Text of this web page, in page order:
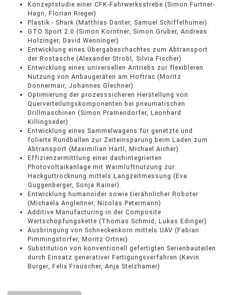
Konzeptstudie einer CFK-Fahrwerksstrebe (Simon Furtner-
Hagn, Florian Rieger)
Plastik - Shark (Matthias Danter, Samuel Schiffelhumer)
GTO Sport 2.0 (Simon Korntner, Simon Gruber, Andreas
Holzinger, David Wenninger)
Entwicklung eines Übergabeschachtes zum Abtransport
der Rostasche (Alexander Strobl, Silvia Fischer)
Entwicklung eines universellen Antriebs zur flexibleren
Nutzung von Anbaugeräten am Hoftrac (Moritz
Donnermair, Johannes Glechner)
Optimierung der prozesssicheren Herstellung von
Querverteilungskomponenten bei pneumatischen
Drillmaschinen (Simon Pramendorfer, Leonhard
Killingseder)
Entwicklung eines Sammelwagens für genetzte und
folierte Rundballen zur Zeiteinsparung beim Laden zum
Abtransport (Maximilian Hartl, Michael Aicher)
Effizienzermittlung einer dachintegrierten
Photovoltaikanlage mit Warmluftnutzung zur
Hackguttrocknung mittels Langzeitmessung (Eva
Guggenberger, Sonja Rainer)
Entwicklung humanoider sowie tierähnlicher Roboter
(Michaela Angleitner, Nicolas Petermann)
Additive Manufacturing in der Composite
Wertschöpfungskette (Thomas Schmid, Lukas Edinger)
Ausbringung von Schneckenkorn mittels UAV (Fabian
Pimmingstorfer, Moritz Ortner)
Substitution von konventionell gefertigten Serienbauteilen
durch Einsatz generativer Fertigungsverfahren (Kevin
Burger, Felix Frauscher, Anja Stelzhamer)